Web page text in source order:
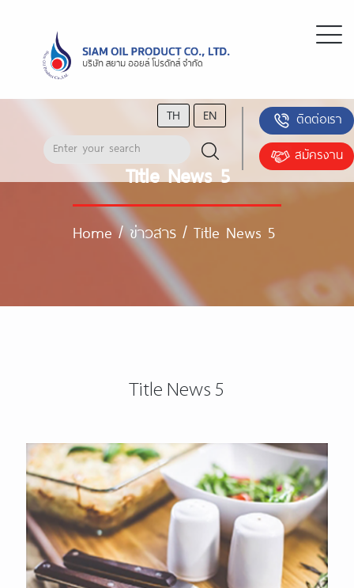
TH EN
ติดต่อเรา
สมัครงาน
Title News 5
Home/ ข่าวสาร / Title News 5
Title News 5